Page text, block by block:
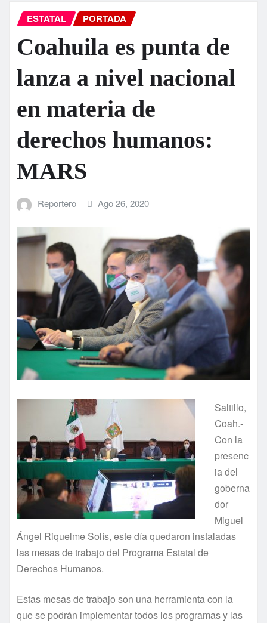
ESTATAL PORTADA
Coahuila es punta de
lanza a nivel nacional
en materia de
derechos humanos:
MARS
Reportero Ago 26, 2020
Saltillo,
Coah.-
Con la
presenc
ia del
goberna
dor
Miguel
Ángel Riquelme Solís, este día quedaron instaladas
las mesas de trabajo del Programa Estatal de
Derechos Humanos.
Estas mesas de trabajo son una herramienta con la
que se podrán implementar todos los programas y las